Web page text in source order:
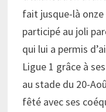
fait jusque-là
participé au joli
qui lui a permis
Ligue 1 grâce à
au stade du 20-
fêté avec ses